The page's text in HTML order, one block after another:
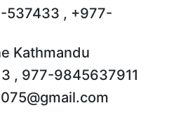
537433 , +977-
Kathmandu
, 977-9845637911